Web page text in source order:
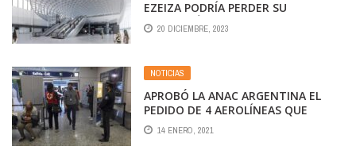
EZEIZA PODRÍA PERDER SU
CATEGORÍA
20 DICIEMBRE, 2023
NOTICIAS
APROBÓ LA ANAC ARGENTINA EL
PEDIDO DE 4 AEROLÍNEAS QUE
SOLICITARON HABILITACIÓN PARA
VOLAR CABOTAJE “NO REGULAR”
14 ENERO, 2021